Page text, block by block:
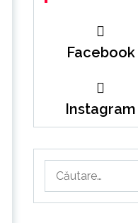
Facebook
Instagram
după: